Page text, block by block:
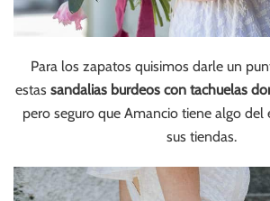
Para los zapatos quisimos darle un
estas sandalias burdeos con tachuelas
pero seguro que Amancio tiene algo del
sus tiendas.